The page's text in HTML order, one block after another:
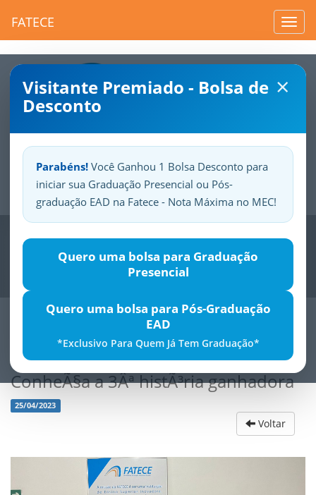
FATECE
×
Visitante Premiado - Bolsa de
Desconto
Parabéns! Você Ganhou 1 Bolsa Desconto para
iniciar sua Graduação Presencial ou Pós-
graduação EAD na Fatece - Nota Máxima no MEC!
Quero uma bolsa para Graduação
Presencial
Quero uma bolsa para Pós-Graduação
EAD
*Exclusivo Para Quem Já Tem Graduação*
SuaFatece.Seuorgulho.
Previous
Concurso: Conte-nos a sua histÃ³ria:
ConheÃ§a a 3Âª histÃ³ria ganhadora
25/04/2023
Voltar